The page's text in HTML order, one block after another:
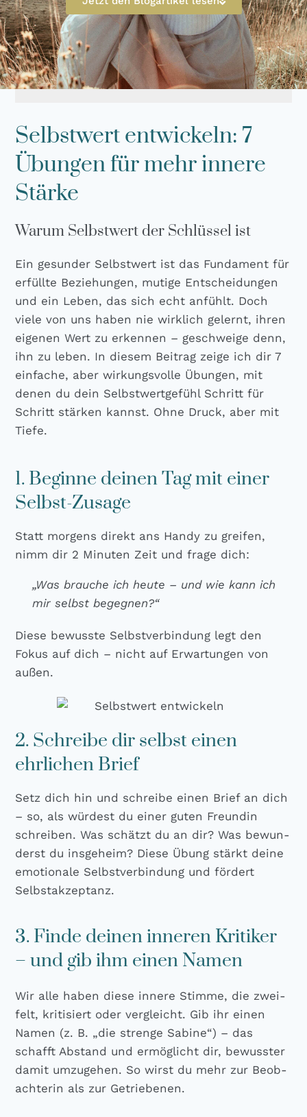
Selbstwert entwickeln: 7
Übungen für mehr innere
Stärke
Warum Selbstwert der Schlüssel ist
Ein gesun­der Selbst­wert ist das Fun­da­ment für
erfüll­te Bezie­hun­gen, muti­ge Ent­schei­dun­gen
und ein Leben, das sich echt anfühlt. Doch
vie­le von uns haben nie wirk­lich gelernt, ihren
eige­nen Wert zu erken­nen – geschwei­ge denn,
ihn zu leben. In die­sem Bei­trag zei­ge ich dir 7
ein­fa­che, aber wir­kungs­vol­le Übun­gen, mit
denen du dein Selbst­wert­ge­fühl Schritt für
Schritt stär­ken kannst. Ohne Druck, aber mit
Tie­fe.
1. Beginne deinen Tag mit einer
Selbst-Zusage
Statt mor­gens direkt ans Han­dy zu grei­fen,
nimm dir 2 Minu­ten Zeit und fra­ge dich:
„Was brau­che ich heu­te – und wie kann ich
mir selbst begeg­nen?“
Die­se bewuss­te Selbst­ver­bin­dung legt den
Fokus auf dich – nicht auf Erwar­tun­gen von
außen.
2. Schreibe dir selbst einen
ehrlichen Brief
Setz dich hin und schrei­be einen Brief an dich
– so, als wür­dest du einer guten Freun­din
schrei­ben. Was schätzt du an dir? Was bewun­
derst du ins­ge­heim? Die­se Übung stärkt dei­ne
emo­tio­na­le Selbst­ver­bin­dung und för­dert
Selbst­ak­zep­tanz.
3. Finde deinen inneren Kritiker
– und gib ihm einen Namen
Wir alle haben die­se inne­re Stim­me, die zwei­
felt, kri­ti­siert oder ver­gleicht. Gib ihr einen
Namen (z. B. „die stren­ge Sabi­ne“) – das
schafft Abstand und ermög­licht dir, bewuss­ter
damit umzu­ge­hen. So wirst du mehr zur Beob­
ach­te­rin als zur Getrie­be­nen.